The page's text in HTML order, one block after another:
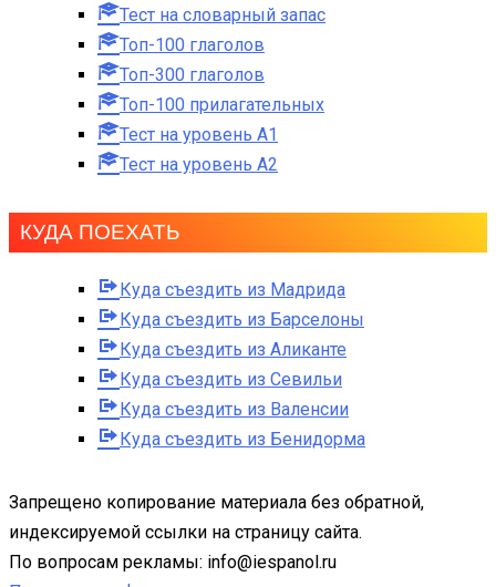
Тест на словарный запас
Топ-100 глаголов
Топ-300 глаголов
Топ-100 прилагательных
Тест на уровень A1
Тест на уровень A2
КУДА ПОЕХАТЬ
Куда съездить из Мадрида
Куда съездить из Барселоны
Куда съездить из Аликанте
Куда съездить из Севильи
Куда съездить из Валенсии
Куда съездить из Бенидорма
Запрещено копирование материала без обратной,
индексируемой ссылки на страницу сайта.
По вопросам рекламы: info@iespanol.ru